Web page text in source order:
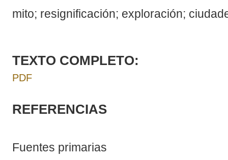
mito; resignificación; exploración;
TEXTO COMPLETO:
PDF
REFERENCIAS
Fuentes primarias